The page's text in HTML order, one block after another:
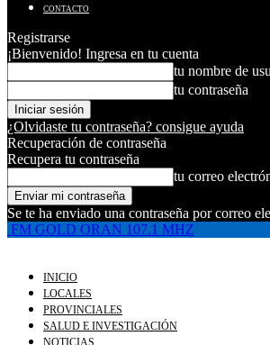
CONTACTO
Registrarse
¡Bienvenido! Ingresa en tu cuenta
tu nombre de
tu contraseña
¿Olvidaste tu contraseña? consigue ayuda
Recuperación de contraseña
Recupera tu contraseña
tu correo
Se te ha enviado una contraseña por correo
FM GOLD ORAN 107.1 MHZ
INICIO
LOCALES
PROVINCIALES
SALUD E INVESTIGACIÓN
NOTICIAS